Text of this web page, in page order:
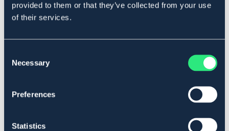
provided to them or that they’ve collected from your use
of their services.
Selection
Necessary
Preferences
Statistics
del så att den anpassas efter hästen. Koppjärnet kan
dessutom placeras på olika platser på sadeln, den kan
Art.nr. 4037-NVBU-12IN
RÖD
Material & mått